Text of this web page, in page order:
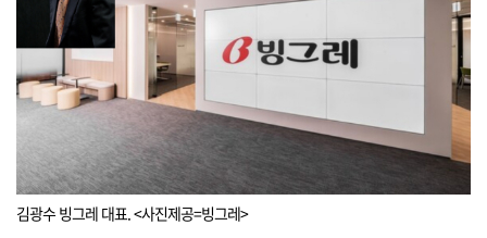
김광수 빙그레 대표. <사진제공=빙그레>